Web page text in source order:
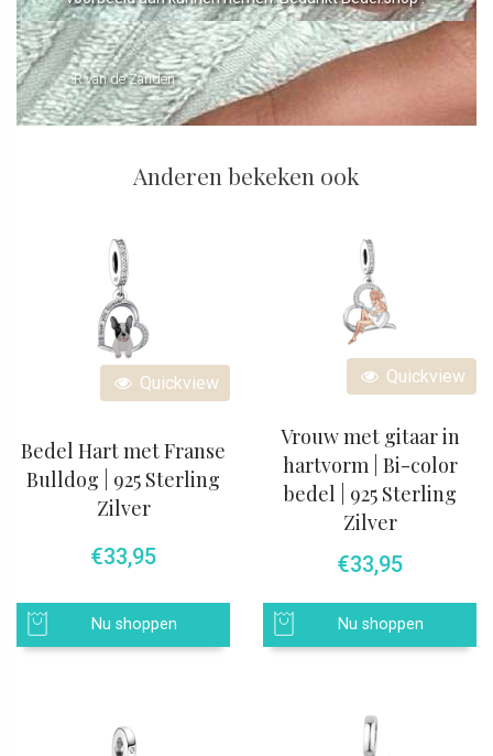
- R van de Zanden
Anderen bekeken ook
Quickview
Bedel Hart met Franse
Bulldog | 925 Sterling
Zilver
€33,95
Nu shoppen
Quickview
Vrouw met gitaar in
hartvorm | Bi-color
bedel | 925 Sterling
Zilver
€33,95
Nu shoppen